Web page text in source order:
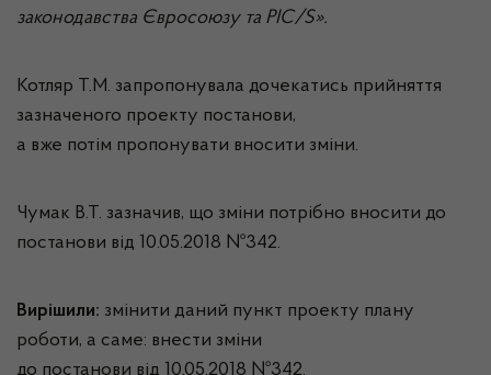
законодавства Євросоюзу та PIC/S».
Котляр Т.М. запропонувала дочекатись прийняття
зазначеного проекту постанови,
а вже потім пропонувати вносити зміни.
Чумак В.Т. зазначив, що зміни потрібно вносити до
постанови від 10.05.2018 №342.
Вирішили: змінити даний пункт проекту плану
роботи, а саме: внести зміни
до постанови від 10.05.2018 №342.